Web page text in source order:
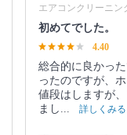
エアコンクリーニン
初めてでした。
4.40
総合的に良かっ
ったのですが、
値段はしますが
まし...
詳しくみる